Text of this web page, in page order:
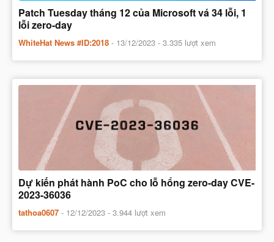
Patch Tuesday tháng 12 của Microsoft vá 34 lỗi, 1
lỗi zero-day
WhiteHat News #ID:2018 - 13/12/2023 - 3.335 lượt xem
Dự kiến phát hành PoC cho lỗ hổng zero-day CVE-
2023-36036
tathoa0607 - 12/12/2023 - 3.944 lượt xem